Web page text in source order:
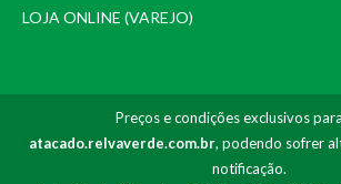
LOJA ONLINE (VAREJO)
Preços e condições exclusivos
atacado.relvaverde.com.br, podendo sofrer
notificação.